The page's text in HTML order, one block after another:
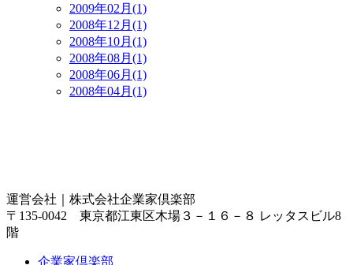
2009年02月(1)
2008年12月(1)
2008年10月(1)
2008年08月(1)
2008年06月(1)
2008年04月(1)
運営会社｜ 株式会社企業家倶楽部
〒135-0042 東京都江東区木場３－１６－８ レッタスビル8
階
企業家倶楽部